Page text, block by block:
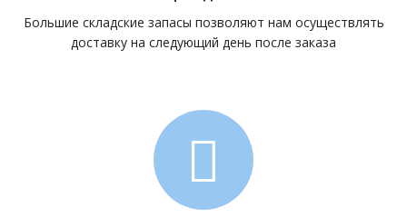
Большие складские запасы позволяют нам осуществлять
доставку на следующий день после заказа